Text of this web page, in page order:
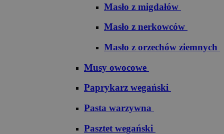
Masło z migdałów
Masło z nerkowców
Masło z orzechów ziemnych
Musy owocowe
Paprykarz wegański
Pasta warzywna
Pasztet wegański